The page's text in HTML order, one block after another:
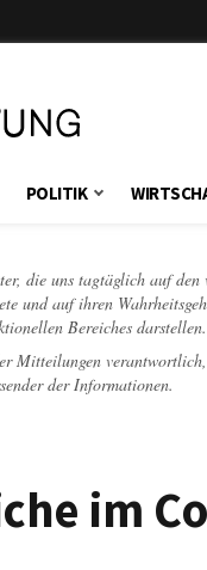
POLITIK
die uns tagtäglich auf den
und auf ihren
Bereiches darstellen.
der Informationen.
im